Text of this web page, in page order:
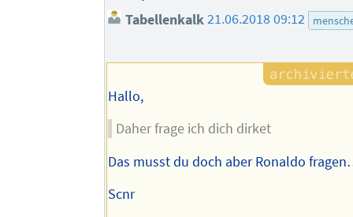
Tabellenkalk21.06.2018 09:12
Hallo,
Daher frage ich dich dirket
Das musst du doch aber Ronaldo
Scnr